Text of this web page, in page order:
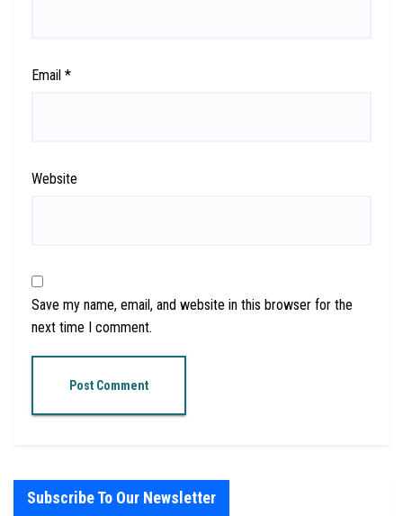
Email *
Website
Save my name, email, and website in this browser for the
next time I comment.
Subscribe To Our Newsletter